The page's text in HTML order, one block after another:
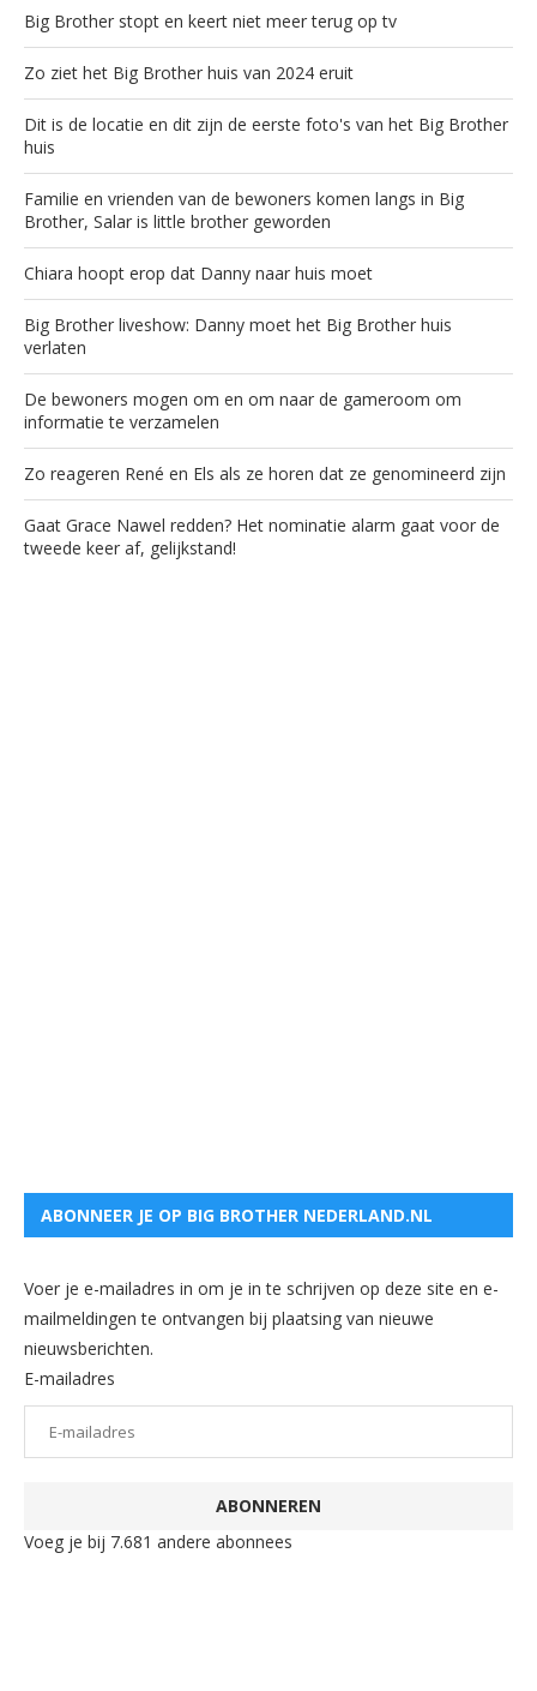
Big Brother stopt en keert niet meer terug op tv
Zo ziet het Big Brother huis van 2024 eruit
Dit is de locatie en dit zijn de eerste foto's van het Big Brother
huis
Familie en vrienden van de bewoners komen langs in Big
Brother, Salar is little brother geworden
Chiara hoopt erop dat Danny naar huis moet
Big Brother liveshow: Danny moet het Big Brother huis
verlaten
De bewoners mogen om en om naar de gameroom om
informatie te verzamelen
Zo reageren René en Els als ze horen dat ze genomineerd zijn
Gaat Grace Nawel redden? Het nominatie alarm gaat voor de
tweede keer af, gelijkstand!
ABONNEER JE OP BIG BROTHER NEDERLAND.NL
Voer je e-mailadres in om je in te schrijven op deze site en e-
mailmeldingen te ontvangen bij plaatsing van nieuwe
nieuwsberichten.
E-mailadres
ABONNEREN
Voeg je bij 7.681 andere abonnees